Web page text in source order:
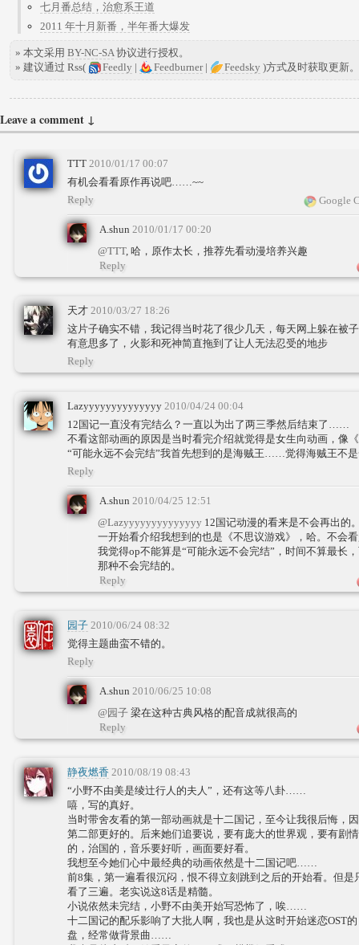
七月番总结，治愈系王道
2011 年十月新番，半年番大爆发
» 本文采用 BY-NC-SA协议进行授权。
» 建议通过 Rss(
Feedly | Feedburner| Feedsky )方式及时获取更新。
Leave a comment ↓
TTT 2010/01/17 00:07
有机会看看原作再说吧……~~
Google
Reply
A.shun 2010/01/17 00:20
@TTT, 哈，原作太长，推荐先看动漫培养兴趣
Reply
天才 2010/03/27 18:26
这片子确实不错，我记得当时花了很少几天，每天网上躲在被
有意思多了，火影和死神简直拖到了让人无法忍受的地步
Reply
Lazyyyyyyyyyyyyyy 2010/04/24 00:04
12国记一直没有完结么？一直以为出了两三季然后结束了……
不看这部动画的原因是当时看完介绍就觉得是女生向动画，像
“可能永远不会完结”我首先想到的是海贼王……觉得海贼王不
Reply
A.shun 2010/04/25 12:51
@Lazyyyyyyyyyyyyyy 12国记动漫的看来是不会再出的
一开始看介绍我想到的也是《不思议游戏》，哈。不会
我觉得op不能算是“可能永远不会完结”，时间不算最长
那种不会完结的。
Reply
园子 2010/06/24 08:32
觉得主题曲蛮不错的。
Reply
A.shun 2010/06/25 10:08
@园子 梁在这种古典风格的配音成就很高的
Reply
静夜燃香 2010/08/19 08:43
“小野不由美是绫辻行人的夫人”，还有这等八卦……
嘻，写的真好。
当时带舍友看的第一部动画就是十二国记，至今让我很后悔，
第二部更好的。后来她们追要说，要有庞大的世界观，要有剧
的，治国的，音乐要好听，画面要好看。
我想至今她们心中最经典的动画依然是十二国记吧……
前8集，第一遍看很沉闷，恨不得立刻跳到之后的开始看。但
看了三遍。老实说这8话是精髓。
小说依然未完结，小野不由美开始写恐怖了，唉……
十二国记的配乐影响了大批人啊，我也是从这时开始迷恋OST
盘，经常做背景曲……